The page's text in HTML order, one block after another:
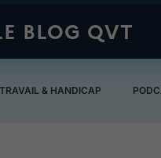
BLOG QVT
TRAVAIL & HANDICAP